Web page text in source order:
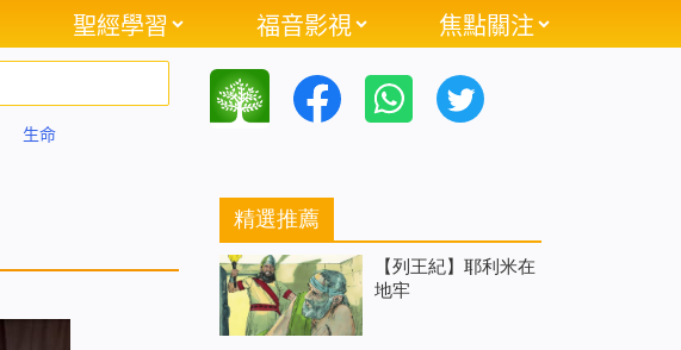
聖經學習 福音影視 焦點關注
生命
精選推薦
【列王紀】耶利米在
地牢